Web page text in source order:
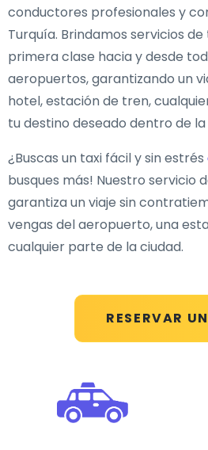
RESERVAR
conductores profesionales y
Turquía. Brindamos servicios
primera clase hacia y desde
aeropuertos, garantizando un
hotel, estación de tren,
tu destino deseado dentro de
¿Buscas un taxi fácil y sin estrés
busques más! Nuestro servicio
garantiza un viaje sin
vengas del aeropuerto, una
cualquier parte de la ciudad.